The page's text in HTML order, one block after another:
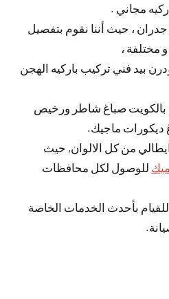
مجاني .
، حيث أننا نقوم بتفصيل
مختلفة ،
بيد فني تركيب باركيه الهجن
بالكويت صباغ شاطر ورخيص
ديكورات ماجيك.
من كل الالوان, حيث
للوصول لكل محافظات
بأحدث الخدمات الخاصة